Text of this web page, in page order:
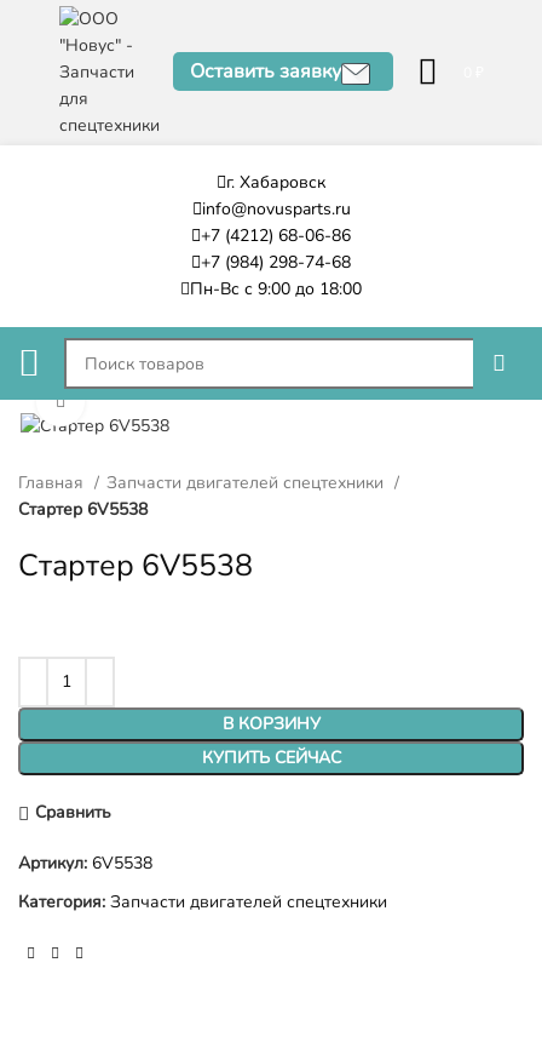
Оставить заявку
г. Хабаровск
info@novusparts.ru
+7 (4212) 68-06-86
+7 (984) 298-74-68
Пн-Вс с 9:00 до 18:00
Нажмите, чтобы увеличить
Главная
Запчасти двигателей спецтехники
Стартер 6V5538
Стартер 6V5538
В КОРЗИНУ
КУПИТЬ СЕЙЧАС
Сравнить
Артикул: 6V5538
Категория: Запчасти двигателей спецтехники